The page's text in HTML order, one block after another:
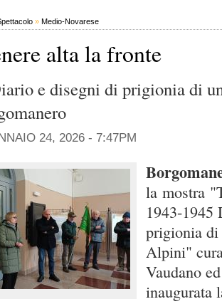
» Medio-Novarese
alta la fronte
e disegni di prigionia di
24, 2026 - 7:47PM
la mostra
1943-1945
prigionia
Alpini"
Vaudano
inaugurata